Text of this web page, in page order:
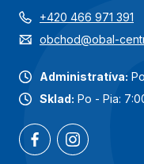
+420 466 971 391
obchod@obal-
Administratíva:
Sklad: Po - Pia: